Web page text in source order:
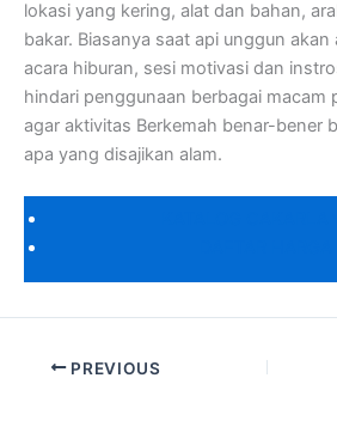
lokasi yang kering, alat dan bahan,
bakar. Biasanya saat api unggun
acara hiburan, sesi motivasi dan
hindari penggunaan berbagai macam
agar aktivitas Berkemah benar-bener
apa yang disajikan alam.
PREVIOUS